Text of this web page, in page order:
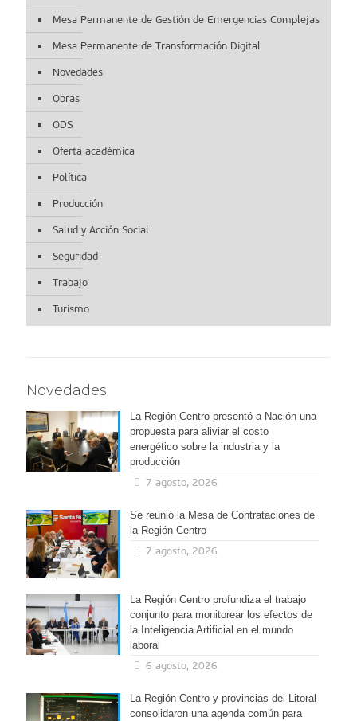
Mesa Permanente de Gestión de Emergencias Complejas
Mesa Permanente de Transformación Digital
Novedades
Obras
ODS
Oferta académica
Política
Producción
Salud y Acción Social
Seguridad
Trabajo
Turismo
Novedades
La Región Centro presentó a Nación una
propuesta para aliviar el costo
energético sobre la industria y la
producción
7 agosto, 2026
Se reunió la Mesa de Contrataciones de
la Región Centro
7 agosto, 2026
La Región Centro profundiza el trabajo
conjunto para monitorear los efectos de
la Inteligencia Artificial en el mundo
laboral
6 agosto, 2026
La Región Centro y provincias del Litoral
consolidaron una agenda común para